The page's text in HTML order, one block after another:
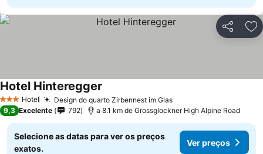
Partilhar
3 EstrelasHotel Design do quarto Zirbennest im Glas
Hotel Hinteregger
9,3 Excelente 792 a 8.1 km de Grossglockner High Alpine Road
Selecione as datas para ver os preços
exatos.
Ver preços